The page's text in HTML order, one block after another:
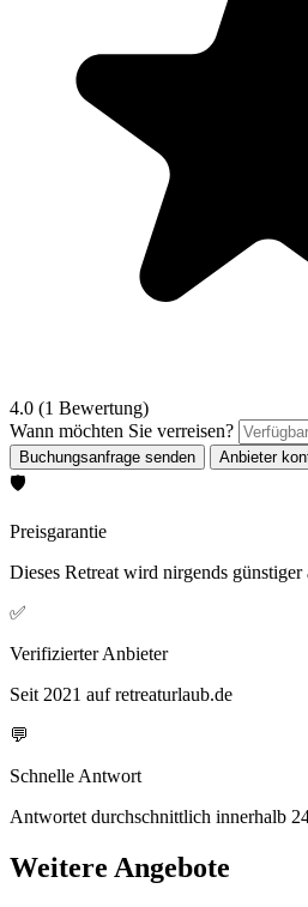
4.0 (1 Bewertung)
Wann möchten Sie verreisen?
🛡️
Preisgarantie
Dieses Retreat wird nirgends günstiger
✅
Verifizierter Anbieter
Seit 2021 auf retreaturlaub.de
💬
Schnelle Antwort
Antwortet durchschnittlich innerhalb
Weitere Angebote